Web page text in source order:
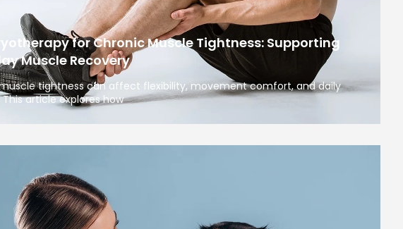
for Chronic Muscle Tightness: Supporting
Muscle Recovery
muscle tightness can affect flexibility, movement comfort, and daily
This article explores how